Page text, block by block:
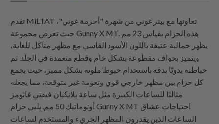
تقدم MiLTAT تعاونها مع بيتر غوني من شهرة "أحزمة غوني"،
حيث تعرض مجموعة Gunny X MT. هذه الحزام بقياس 23 مم
يظهر جمالية عتيقة باللون الأسود القاسي مع مظهر متآكل للغاية،
ويتميز بحواف مقطوعة بشكل خام وقطع متعمدة في الجلد. تم
خياطته يدويًا بدقة باستخدام خيوط ملونة بشكل مميز، حيث يجمع
كل حزام بين مظهر خارجي قوي ونعومة غير متوقعة، مما يجعله
مثاليًا للساعات الكبيرة مثل ساعة بلانكبان فيفتي فاثومز
أوتوماتيك 50 مم. يلبي حزام Gunny X MT احتياجات عشاق
الساعات الذين يقدرون المظهر الجريء والمستخدم لساعات